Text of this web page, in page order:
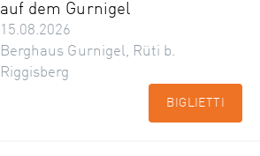
auf dem Gurnigel
15.08.2026
Berghaus Gurnigel, Rüti b.
Riggisberg
BIGLIETTI